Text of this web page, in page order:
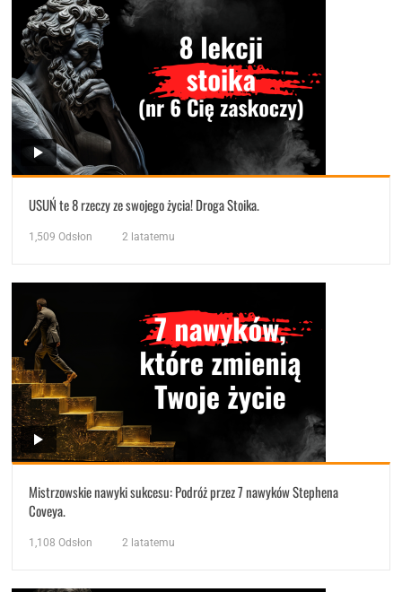
USUŃ te 8 rzeczy ze swojego życia! Droga Stoika.
1,509 Odsłon 2 latatemu
Mistrzowskie nawyki sukcesu: Podróż przez 7 nawyków Stephena
Coveya.
1,108 Odsłon 2 latatemu